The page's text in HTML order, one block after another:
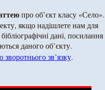
про об’єкт класу «Село».
якщо надішлете нам для
дані, посилання
даного об’єкту.
зв’язку.